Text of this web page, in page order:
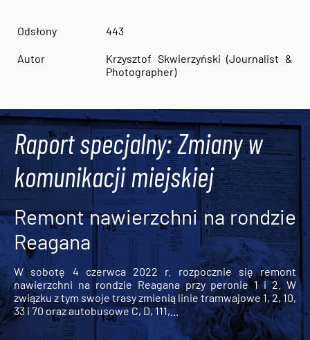
Odsłony 443
Autor
Krzysztof Skwierzyński (Journalist &
Photographer)
Raport specjalny: Zmiany w
komunikacji miejskiej
Remont nawierzchni na rondzie
Reagana
W sobotę 4 czerwca 2022 r. rozpocznie się remont
nawierzchni na rondzie Reagana przy peronie 1 i 2. W
związku z tym swoje trasy zmienią linie tramwajowe 1, 2, 10,
33 i 70 oraz autobusowe C, D, 111,...